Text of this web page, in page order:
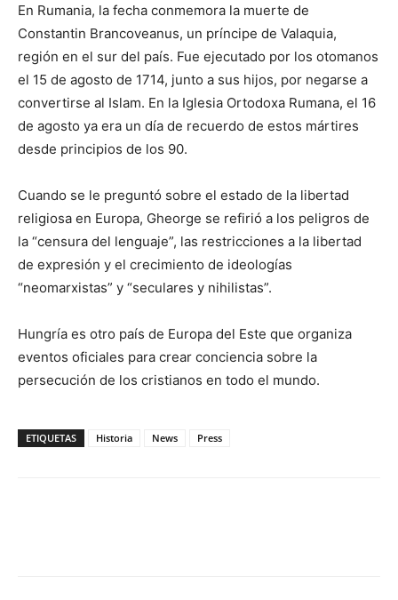
En Rumania, la fecha conmemora la muerte de
Constantin Brancoveanus, un príncipe de Valaquia,
región en el sur del país. Fue ejecutado por los otomanos
el 15 de agosto de 1714, junto a sus hijos, por negarse a
convertirse al Islam. En la Iglesia Ortodoxa Rumana, el 16
de agosto ya era un día de recuerdo de estos mártires
desde principios de los 90.
Cuando se le preguntó sobre el estado de la libertad
religiosa en Europa, Gheorge se refirió a los peligros de
la “censura del lenguaje”, las restricciones a la libertad
de expresión y el crecimiento de ideologías
“neomarxistas” y “seculares y nihilistas”.
Hungría es otro país de Europa del Este que organiza
eventos oficiales para crear conciencia sobre la
persecución de los cristianos en todo el mundo.
ETIQUETAS Historia News Press